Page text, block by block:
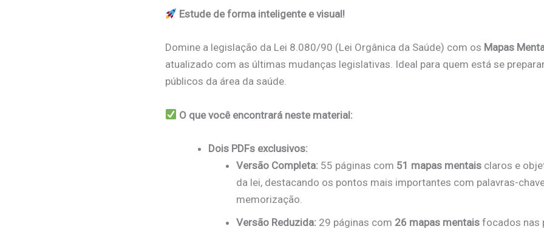
Estude de forma inteligente e visual!
Domine a legislação da Lei 8.080/90 (Lei Orgânica da Saúde) com os Mapas
atualizado com as últimas mudanças legislativas. Ideal para quem está se
públicos da área da saúde.
O que você encontrará neste material:
Dois PDFs exclusivos:
Versão Completa: 55 páginas com 51 mapas mentaisclaros e
da lei, destacando os pontos mais importantes com palavras-
memorização.
Versão Reduzida: 29 páginas com 26 mapas mentaisfocados nas